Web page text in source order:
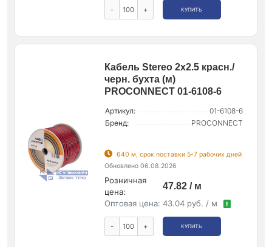
- + КУПИТЬ
Кабель Stereo 2х2.5 красн./
черн. бухта (м)
PROCONNECT 01-6108-6
Артикул:
01-6108-6
Бренд:
PROCONNECT
640 м, срок поставки 5-7 рабочих дней
Обновлено 06.08.2026
Розничная
цена:
47.82 / м
Оптовая цена: 43.04 руб. / м !
- + КУПИТЬ